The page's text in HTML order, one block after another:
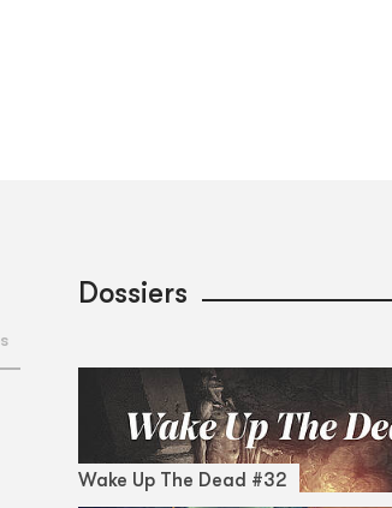
Dossiers
Wake Up The Dead #32